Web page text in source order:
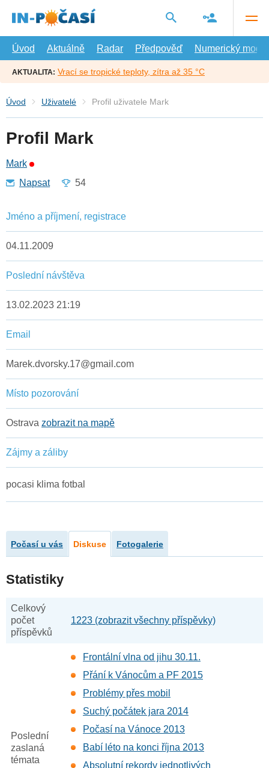
hlavní
Úvod
Aktuálně Radar Předpověď Numerický model
AKTUALITA: Vrací se tropické teploty, zítra až 35 °C
Úvod Uživatelé Profil uživatele Mark
Profil Mark
Mark
Napsat
54
Jméno a příjmení, registrace
04.11.2009
Poslední návštěva
13.02.2023 21:19
Email
Marek.dvorsky.17@gmail.com
Místo pozorování
Ostrava zobrazit na mapě
Zájmy a záliby
pocasi klima fotbal
Počasí u vás Diskuse Fotogalerie
Statistiky
Celkový
počet
příspěvků
1223 (zobrazit všechny příspěvky)
Poslední
zaslaná
témata
Frontální vlna od jihu 30.11.
Přání k Vánocům a PF 2015
Problémy přes mobil
Suchý počátek jara 2014
Počasí na Vánoce 2013
Babí léto na konci října 2013
Absolutní rekordy jednotlivých